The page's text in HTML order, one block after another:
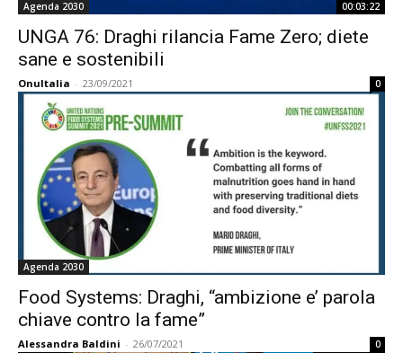
Agenda 2030 00:03:22
UNGA 76: Draghi rilancia Fame Zero; diete
sane e sostenibili
OnuItalia - 23/09/2021 0
Agenda 2030
Food Systems: Draghi, “ambizione e’ parola
chiave contro la fame”
Alessandra Baldini - 26/07/2021 0